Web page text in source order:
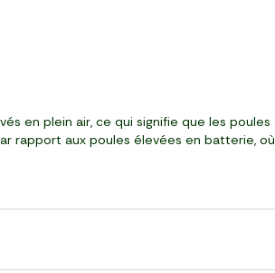
en plein air, ce qui signifie que les
rapport aux poules élevées en batterie,